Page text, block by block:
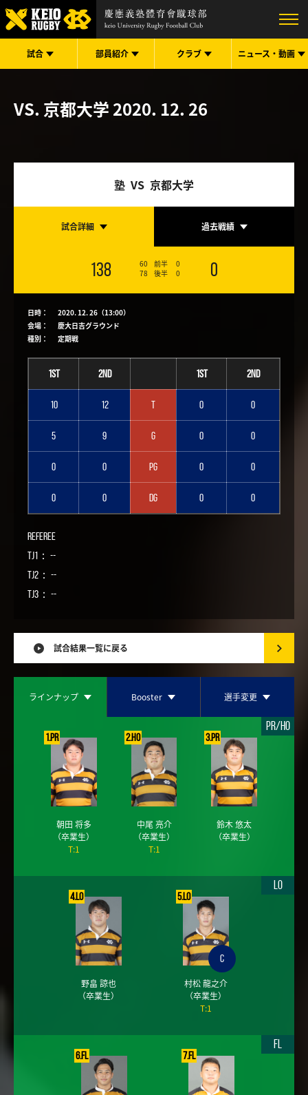
試合 部員紹介 クラブ ニュース・ 動画
VS. 京都大学2020. 12. 26
塾 VS 京都大学
試合詳細 過去戦績
138 60 前半
0
78
後半 0 0
日時：
2020. 12. 26（13:00）
会場：
慶大日吉グラウンド
種別：
定期戦
1st 2nd 1st 2nd
10 12 T 0 0
5 9 G 0 0
0 0 PG 0 0
0 0 DG 0 0
Referee
TJ1： --
TJ2： --
TJ3： --
試合結果一覧に戻る
ラインナップ Booster 選手変更
1.PR
朝田 将多
（卒業生）
T:1
2.HO
中尾 亮介
（卒業生）
T:1
3.PR
鈴木 悠太
（卒業生）
PR/HO
4.LO
野畠 諒也
（卒業生）
5.LO
C
村松 龍之介
（卒業生）
T:1
LO
6.FL 7.FL
FL